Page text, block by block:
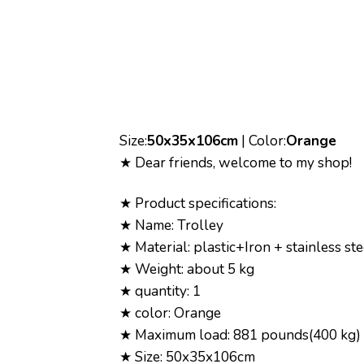
Size:50x35x106cm | Color:Orange
★ Dear friends, welcome to my shop!
★ Product specifications:
★ Name: Trolley
★ Material: plastic+Iron + stainless
★ Weight: about 5 kg
★ quantity: 1
★ color: Orange
★ Maximum load: 881 pounds(400 kg)
★ Size: 50x35x106cm